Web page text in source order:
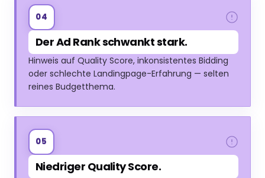
04
Der Ad Rank schwankt stark.
Hinweis auf Quality Score, inkonsistentes Bidding
oder schlechte Landingpage-Erfahrung — selten
reines Budgetthema.
05
Niedriger Quality Score.